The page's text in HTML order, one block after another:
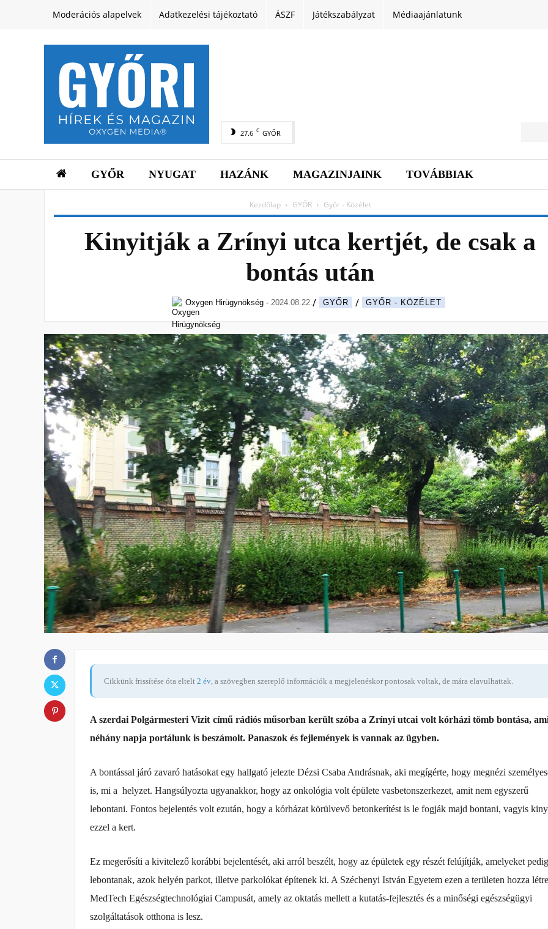
Moderációs alapelvek Adatkezelési tájékoztató ÁSZF Játékszabályzat Médiaajánlatunk
27.6 C GYŐR
GYŐR NYUGAT HAZÁNK MAGAZINJAINK TOVÁBBIAK
Kezdőlap GYŐR Győr - Közélet
Kinyitják a Zrínyi utca kertjét, de csak a
bontás után
Oxygen Hirügynökség - 2024.08.22. GYŐR GYŐR - KÖZÉLET
Cikkünk frissítése óta eltelt 2 év , a szövegben szereplő információk a megjelenéskor pontosak voltak, de mára elavulhattak.
A szerdai Polgármesteri Vizit című rádiós műsorban került szóba a Zrínyi utcai volt kórházi tömb bontása,
néhány napja portálunk is beszámolt. Panaszok és fejlemények is vannak az ügyben.
A bontással járó zavaró hatásokat egy hallgató jelezte Dézsi Csaba Andrásnak, aki megígérte, hogy megnézi
is, mi a helyzet. Hangsúlyozta ugyanakkor, hogy az onkológia volt épülete vasbetonszerkezet, amit nem egyszerű
lebontani. Fontos bejelentés volt ezután, hogy a kórházat körülvevő betonkerítést is le fogják majd bontani, vagyis
ezzel a kert.
Ez megerősíti a kivitelező korábbi bejelentését, aki arról beszélt, hogy az épületek egy részét felújítják, amelyeket pedig
lebontanak, azok helyén parkot, illetve parkolókat építenek ki. A Széchenyi István Egyetem ezen a területen hozza létre
MedTech Egészségtechnológiai Campusát, amely az oktatás mellett a kutatás-fejlesztés és a minőségi egészségügyi
szolgáltatások otthona is lesz.